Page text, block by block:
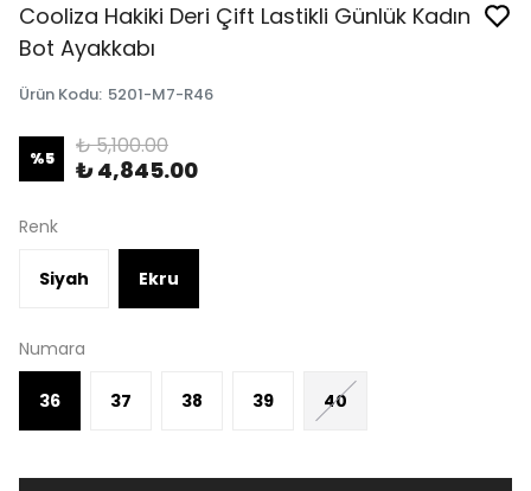
Cooliza Hakiki Deri Çift Lastikli Günlük Kadın
Bot Ayakkabı
Ürün Kodu: 5201-M7-R46
%5 ₺ 5,100.00
₺ 4,845.00
Renk
Siyah Ekru
Numara
36 37 38 39 40